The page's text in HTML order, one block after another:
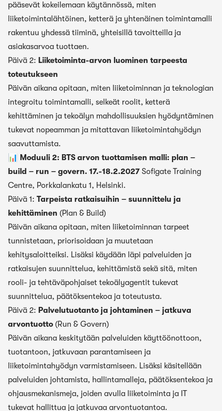
pääsevät kokeilemaan käytännössä, miten
liiketoimintalähtöinen, ketterä ja yhtenäinen toimintamalli
rakentuu yhdessä tiiminä, yhteisillä tavoitteilla ja
asiakasarvoa tuottaen.
Päivä 2: Liiketoiminta-arvon luominen tarpeesta
toteutukseen
Päivän aikana opitaan, miten liiketoiminnan ja teknologian
integroitu toimintamalli, selkeät roolit, ketterä
kehittäminen ja tekoälyn mahdollisuuksien hyödyntäminen
tukevat nopeamman ja mitattavan liiketoimintahyödyn
saavuttamista.
📊 Moduuli 2: BTS arvon tuottamisen malli: plan –
build – run – govern. 17.-18.2.2027 Sofigate Training
Centre, Porkkalankatu 1, Helsinki.
Päivä 1: Tarpeista ratkaisuihin – suunnittelu ja
kehittäminen (Plan & Build)
Päivän aikana opitaan, miten liiketoiminnan tarpeet
tunnistetaan, priorisoidaan ja muutetaan
kehitysaloitteiksi. Lisäksi käydään läpi palveluiden ja
ratkaisujen suunnittelua, kehittämistä sekä sitä, miten
rooli- ja tehtäväpohjaiset tekoälyagentit tukevat
suunnittelua, päätöksentekoa ja toteutusta.
Päivä 2: Palvelutuotanto ja johtaminen – jatkuva
arvontuotto (Run & Govern)
Päivän aikana keskitytään palveluiden käyttöönottoon,
tuotantoon, jatkuvaan parantamiseen ja
liiketoimintahyödyn varmistamiseen. Lisäksi käsitellään
palveluiden johtamista, hallintamalleja, päätöksentekoa ja
ohjausmekanismeja, joiden avulla liiketoiminta ja IT
tukevat hallittua ja jatkuvaa arvontuotantoa.